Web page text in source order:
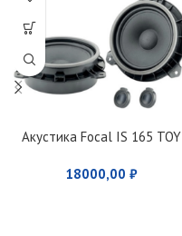
Акустика Focal IS 165 TOY
18000,00 ₽